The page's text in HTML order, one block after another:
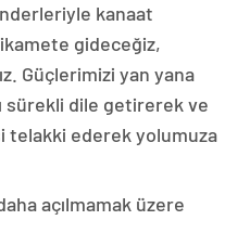
kanaat
gideceğiz,
Güçlerimizi yan yana
sürekli dile getirerek ve
telakki ederek yolumuza
açılmamak üzere